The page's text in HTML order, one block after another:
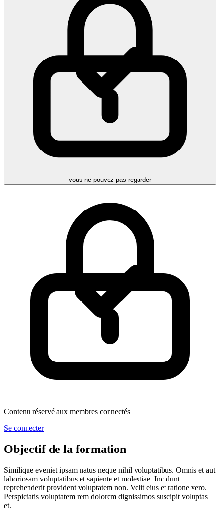
vous ne pouvez pas regarder
Contenu réservé aux membres connectés
Se connecter
Objectif de la formation
Similique eveniet ipsam natus neque nihil voluptatibus. Omnis et aut
laboriosam voluptatibus et sapiente et molestiae. Incidunt
reprehenderit provident voluptatem non. Velit eius et ratione vero.
Perspiciatis voluptatem rem dolorem dignissimos suscipit voluptas
et.